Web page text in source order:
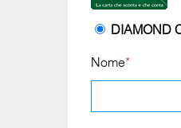
DIAMOND
Nome*